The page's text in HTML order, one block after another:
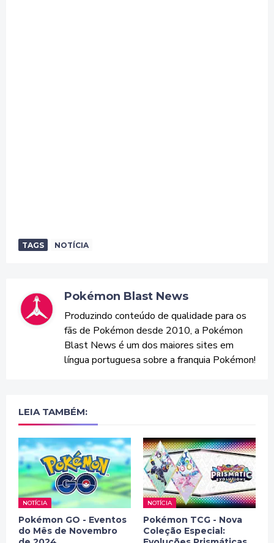
TAGS NOTÍCIA
Pokémon Blast News
Produzindo conteúdo de qualidade para os
fãs de Pokémon desde 2010, a Pokémon
Blast News é um dos maiores sites em
língua portuguesa sobre a franquia Pokémon!
LEIA TAMBÉM:
NOTÍCIA
Pokémon GO - Eventos
do Mês de Novembro
NOTÍCIA
Pokémon TCG - Nova
Coleção Especial: